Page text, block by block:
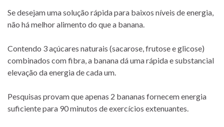
Se desejam uma solução rápida para baixos níveis de energia,
não há melhor alimento do que a banana.
Contendo 3 açúcares naturais (sacarose, frutose e glicose)
combinados com fibra, a banana dá uma rápida e substancial
elevação da energia de cada um.
Pesquisas provam que apenas 2 bananas fornecem energia
suficiente para 90 minutos de exercícios extenuantes.